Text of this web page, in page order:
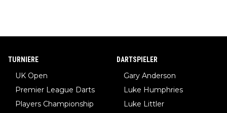
TURNIERE
UK Open
Premier League Darts
Players Championship
DARTSPIELER
Gary Anderson
Luke Humphries
Luke Littler